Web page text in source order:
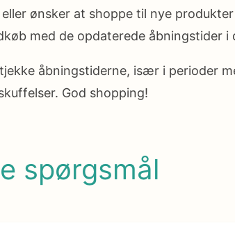
ønsker at shoppe til nye
med de opdaterede åbningstider i
åbningstiderne, især i perioder
God shopping!
spørgsmål